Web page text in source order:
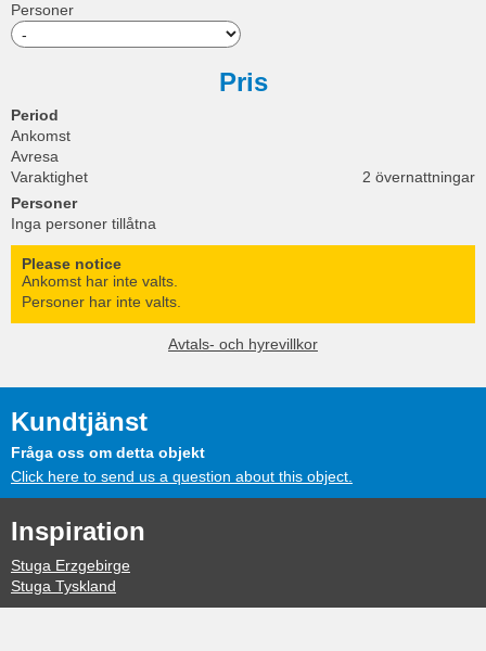
Personer
Pris
Period
Ankomst
Avresa
Varaktighet
2 övernattningar
Personer
Inga personer tillåtna
Please notice
Ankomst har inte valts.
Personer har inte valts.
Avtals- och hyrevillkor
Kundtjänst
Fråga oss om detta objekt
Click here to send us a question about this object.
Inspiration
Stuga Erzgebirge
Stuga Tyskland